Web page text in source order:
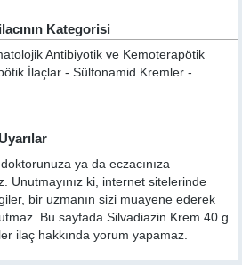
Kategorisi
Antibiyotik ve Kemoterapötik
İlaçlar - Sülfonamid Kremler -
doktorunuza ya da eczacınıza
Unutmayınız ki, internet sitelerinde
bir uzmanın sizi muayene ederek
Bu sayfada Silvadiazin Krem 40 g
ilaç hakkında yorum yapamaz.